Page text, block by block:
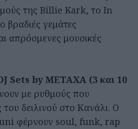
της Billie Kark, το In
βραδιές γεμάτες
απρόσμενες μουσικές
Sets by METAXA (3 και 10
με ρυθμούς που
δειλινού στο Κανάλι. Ο
φέρνουν soul, funk, rap